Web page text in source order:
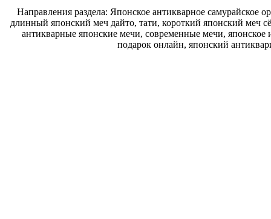
Направления раздела: Японское антикварное самурайское
длинный японский меч дайто, тати, короткий японский меч
антикварные японские мечи, современные мечи, японское
подарок онлайн, японский